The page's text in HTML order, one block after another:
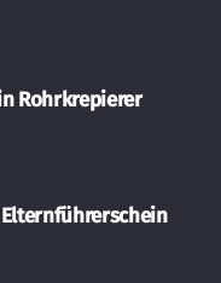
Rohrkrepierer